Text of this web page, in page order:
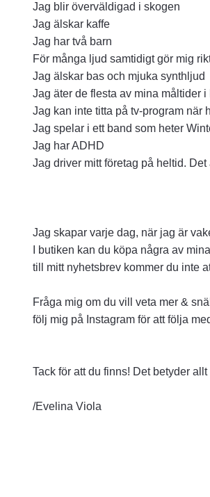
Jag blir överväldigad i skogen
Jag älskar kaffe
Jag har två barn
För många ljud samtidigt gör mig
Jag älskar bas och mjuka synthljud
Jag äter de flesta av mina måltider i
Jag kan inte titta på tv-program när
Jag spelar i ett band som heter
Jag har ADHD
Jag driver mitt företag på heltid.
Jag skapar varje dag, när jag är
I butiken kan du köpa några av
till mitt nyhetsbrev kommer du inte
Fråga mig om du vill veta mer &
följ mig på Instagram för att följa
Tack för att du finns! Det betyder allt
/Evelina Viola